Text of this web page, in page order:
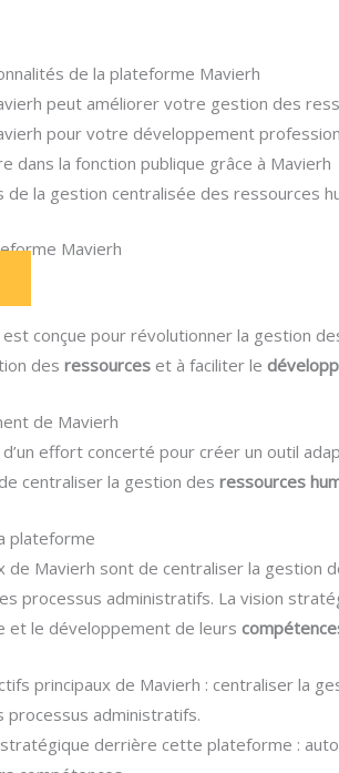
de la plateforme Mavierh
peut améliorer votre gestion des
pour votre développement
dans la fonction publique grâce à Mavierh
la gestion centralisée des ressources
Mavierh
conçue pour révolutionner la gestion
desressources et à faciliter le
de Mavierh
effort concerté pour créer un outil
centraliser la gestion desressources
plateforme
de Mavierh sont de centraliser la gestion
processus administratifs. La vision
et le développement de leurs
principaux de Mavierh : centraliser la
administratifs.
derrière cette plateforme :